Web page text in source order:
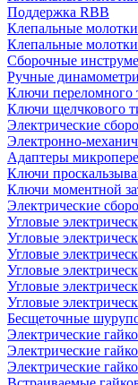
Поддержка RBB
Клепальные
Клепальные
Сборочные
Ручные
Ключи переломного
Ключи щелчкового
Электрические
Электронно-
Адаптеры
Ключи
Ключи моментной
Электрические
Угловые
Угловые
Угловые
Угловые
Угловые
Угловые
Бесщеточные
Электрические
Электрические
Электрические